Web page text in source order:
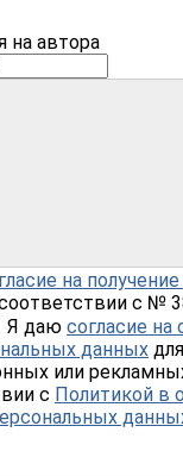
на автора
на
с №
Я даю согласие на
данных
или
с Политикой в